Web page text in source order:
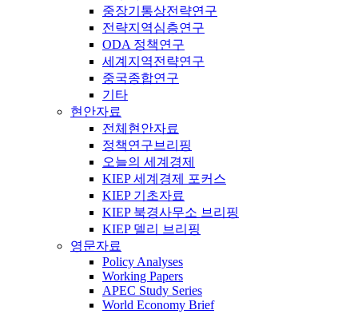
중장기통상전략연구
전략지역심층연구
ODA 정책연구
세계지역전략연구
중국종합연구
기타
현안자료
전체현안자료
정책연구브리핑
오늘의 세계경제
KIEP 세계경제 포커스
KIEP 기초자료
KIEP 북경사무소 브리핑
KIEP 델리 브리핑
영문자료
Policy Analyses
Working Papers
APEC Study Series
World Economy Brief